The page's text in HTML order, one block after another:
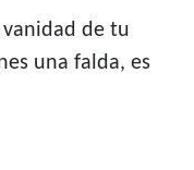
vanidad de tu
una falda, es